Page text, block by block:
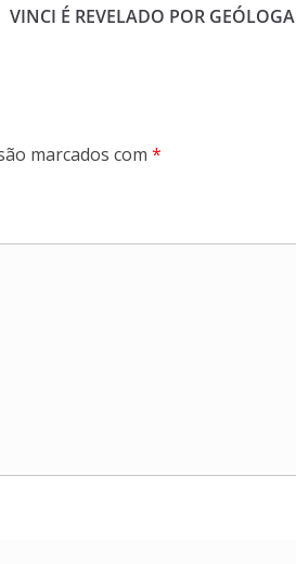
VINCI É REVELADO POR GEÓLOGA
marcados com *